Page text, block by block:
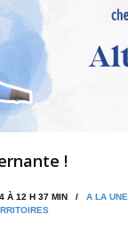
!
À 12 H 37 MIN / A LA UNE